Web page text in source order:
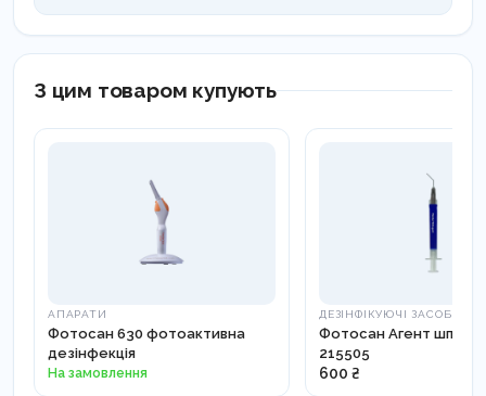
Зрозумілий принцип дії
Недороге лікування
Фотосенсибілізатор повинен контактувати із
Світло має мати безпосередній доступ для
активації фотосенсибілізатора.
З цим товаром купують
АПАРАТИ
Фотосан 630 фотоактивна
дезінфекція
На замовлення
ДЕЗІНФІКУЮЧІ ЗАСОБИ
Фотосан Агент шприц
215505
600 ₴